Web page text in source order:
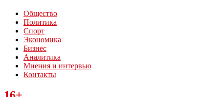
Общество
Политика
Спорт
Экономика
Бизнес
Аналитика
Мнения и интервью
Контакты
Читайте последние новости дня в Тульской области на сайте